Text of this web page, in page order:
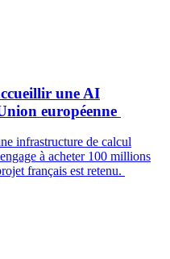
une AI
européenne
infrastructure de calcul
à acheter 100 millions
français est retenu.